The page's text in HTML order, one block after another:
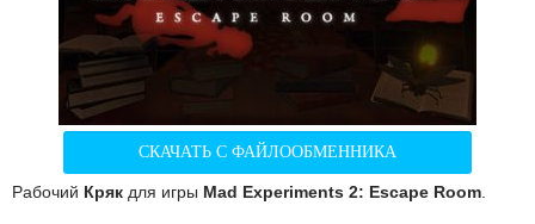
СКАЧАТЬ С ФАЙЛООБМЕННИКА
Рабочий Кряк для игры Mad Experiments 2: Escape Room